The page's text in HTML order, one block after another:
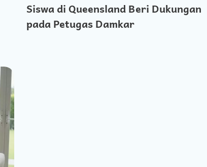
Siswa di Queensland Beri Dukungan
pada Petugas Damkar